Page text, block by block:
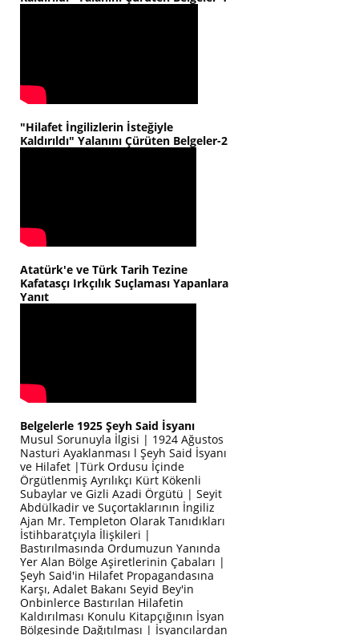
"Hilafet İngilizlerin İsteğiyle
Kaldırıldı" Yalanını Çürüten Belgeler-2
Atatürk'e ve Türk Tarih Tezine
Kafatasçı Irkçılık Suçlaması Yapanlara
Yanıt
Belgelerle 1925 Şeyh Said İsyanı
Musul Sorunuyla İlgisi | 1924 Ağustos
Nasturi Ayaklanması l Şeyh Said İsyanı
ve Hilafet |Türk Ordusu İçinde
Örgütlenmiş Ayrılıkçı Kürt Kökenli
Subaylar ve Gizli Azadi Örgütü | Seyit
Abdülkadir ve Suçortaklarının İngiliz
Ajan Mr. Templeton Olarak Tanıdıkları
İstihbaratçıyla İlişkileri |
Bastırılmasında Ordumuzun Yanında
Yer Alan Bölge Aşiretlerinin Çabaları |
Şeyh Said'in Hilafet Propagandasına
Karşı, Adalet Bakanı Seyid Bey'in
Onbinlerce Bastırılan Hilafetin
Kaldırılması Konulu Kitapçığının İsyan
Bölgesinde Dağıtılması | İsyancılardan